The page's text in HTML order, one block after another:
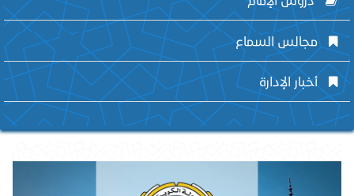
مجالس السماع
أخبار الإدارة